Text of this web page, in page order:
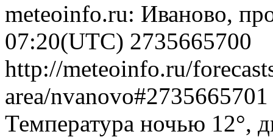
meteoinfo.ru: Иваново,
07:20(UTC) 2735665700
http://meteoinfo.ru/
area/
Температура ночью 12°,